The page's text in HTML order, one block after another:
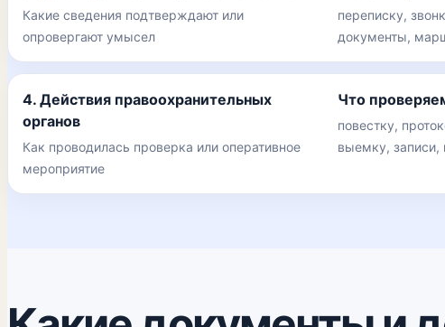
Какие сведения подтверждают или
опровергают умысел
переписку,
документы,
4. Действия правоохранительных
органов
Как проводилась проверка или оперативное
мероприятие
Что
повестку,
выемку, записи,